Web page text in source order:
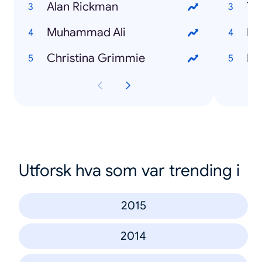
Alan Rickman
Muhammad Ali
Christina Grimmie
Utforsk hva som var trending i
2015
2014